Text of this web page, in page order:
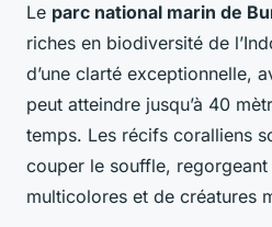
Le parc national marin de
riches en biodiversité de
d’une clarté exceptionnelle,
peut atteindre jusqu’à 40
temps. Les récifs coralliens
couper le souffle, regorgeant
multicolores et de créatures